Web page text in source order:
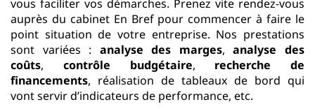
vous faciliter vos démarches. Prenez vite rendez-vous
auprès du cabinet En Bref pour commencer à faire le
point situation de votre entreprise. Nos prestations
sont variées : analyse des marges,analyse des
coûts, contrôle budgétaire, recherche de
financements, réalisation de tableaux de bord qui
vont servir d’indicateurs de performance, etc.